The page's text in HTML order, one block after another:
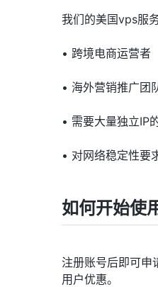
我们的美国vps服
• 跨境电商运营者
• 海外营销推广团
• 需要大量独立IP
• 对网络稳定性要
如何开始使
注册账号后即可申
用户优惠。